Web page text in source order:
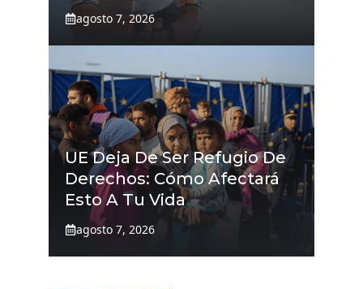
agosto 7, 2026
UE Deja De Ser Refugio De
Derechos: Cómo Afectará
Esto A Tu Vida
agosto 7, 2026